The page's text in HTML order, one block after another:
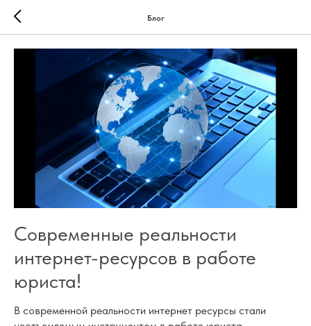
Блог
Современные реальности
интернет-ресурсов в работе
юриста!
В современной реальности интернет ресурсы стали